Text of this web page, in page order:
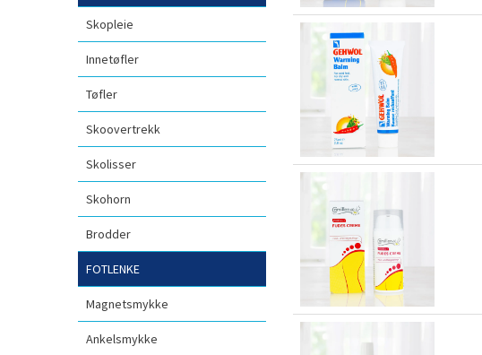
Skopleie
Innetøfler
Tøfler
Skoovertrekk
Skolisser
Skohorn
Brodder
FOTLENKE
Magnetsmykke
Ankelsmykke